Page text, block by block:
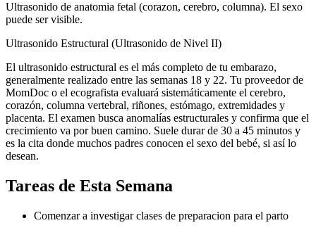
Ultrasonido de anatomia fetal (corazon, cerebro, columna). El sexo
puede ser visible.
Ultrasonido Estructural (Ultrasonido de Nivel II)
El ultrasonido estructural es el más completo de tu embarazo,
generalmente realizado entre las semanas 18 y 22. Tu proveedor de
MomDoc o el ecografista evaluará sistemáticamente el cerebro,
corazón, columna vertebral, riñones, estómago, extremidades y
placenta. El examen busca anomalías estructurales y confirma que el
crecimiento va por buen camino. Suele durar de 30 a 45 minutos y
es la cita donde muchos padres conocen el sexo del bebé, si así lo
desean.
Tareas de Esta Semana
Comenzar a investigar clases de preparacion para el parto